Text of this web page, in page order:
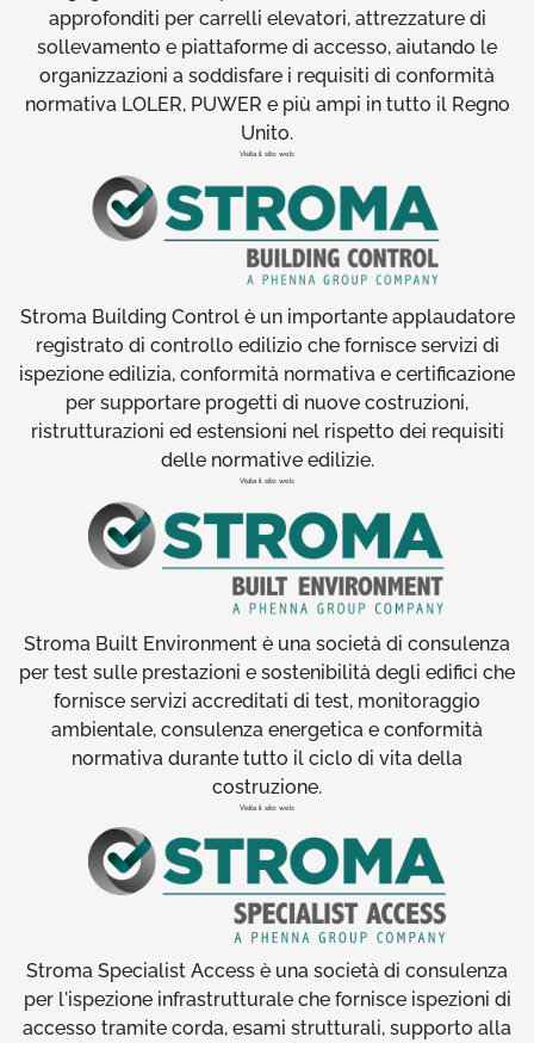
approfonditi per carrelli elevatori, attrezzature di
sollevamento e piattaforme di accesso, aiutando le
organizzazioni a soddisfare i requisiti di conformità
normativa LOLER, PUWER e più ampi in tutto il Regno
Unito.
Visita il sito web
Stroma Building Control è un importante applaudatore
registrato di controllo edilizio che fornisce servizi di
ispezione edilizia, conformità normativa e certificazione
per supportare progetti di nuove costruzioni,
ristrutturazioni ed estensioni nel rispetto dei requisiti
delle normative edilizie.
Visita il sito web
Stroma Built Environment è una società di consulenza
per test sulle prestazioni e sostenibilità degli edifici che
fornisce servizi accreditati di test, monitoraggio
ambientale, consulenza energetica e conformità
normativa durante tutto il ciclo di vita della
costruzione.
Visita il sito web
Stroma Specialist Access è una società di consulenza
per l'ispezione infrastrutturale che fornisce ispezioni di
accesso tramite corda, esami strutturali, supporto alla